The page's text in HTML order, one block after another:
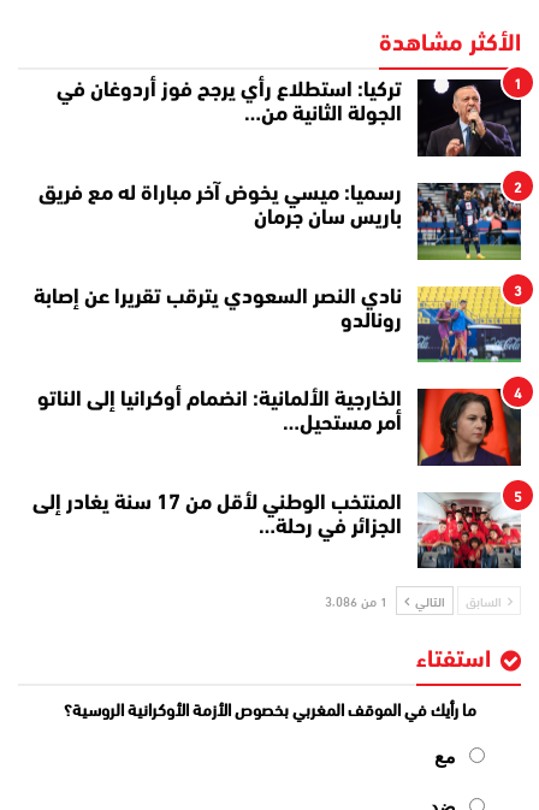
الأكثر مشاهدة
1
تركيا: استطلاع رأي يرجح فوز أردوغان في
الجولة الثانية من…
2
رسميا: ميسي يخوض آخر مباراة له مع فريق
باريس سان جرمان
3
نادي النصر السعودي يترقب تقريرا عن إصابة
رونالدو
4
الخارجية الألمانية: انضمام أوكرانيا إلى الناتو
أمر مستحيل…
5
المنتخب الوطني لأقل من 17 سنة يغادر إلى
الجزائر في رحلة…
السابق التالي 1 من 3٬086
استفتاء
ما رأيك في الموقف المغربي بخصوص الأزمة الأوكرانية الروسية؟
مع